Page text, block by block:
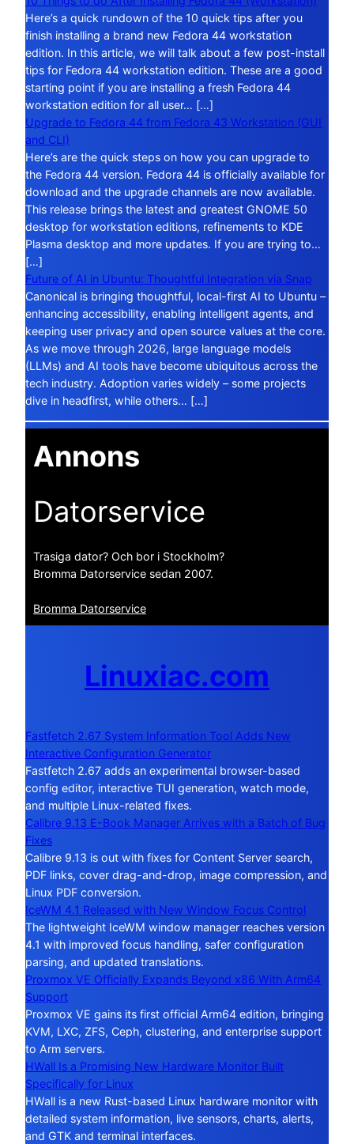
Here’s a quick rundown of the 10 quick tips after you
finish installing a brand new Fedora 44 workstation
edition. In this article, we will talk about a few post-install
tips for Fedora 44 workstation edition. These are a good
starting point if you are installing a fresh Fedora 44
workstation edition for all user… […]
Upgrade to Fedora 44 from Fedora 43 Workstation (GUI
and CLI)
Here’s are the quick steps on how you can upgrade to
the Fedora 44 version. Fedora 44 is officially available for
download and the upgrade channels are now available.
This release brings the latest and greatest GNOME 50
desktop for workstation editions, refinements to KDE
Plasma desktop and more updates. If you are trying to…
[…]
Future of AI in Ubuntu: Thoughtful Integration via Snap
Canonical is bringing thoughtful, local-first AI to Ubuntu –
enhancing accessibility, enabling intelligent agents, and
keeping user privacy and open source values at the core.
As we move through 2026, large language models
(LLMs) and AI tools have become ubiquitous across the
tech industry. Adoption varies widely – some projects
dive in headfirst, while others… […]
Annons
Datorservice
Trasiga dator? Och bor i Stockholm?
Bromma Datorservice sedan 2007.
Bromma Datorservice
Linuxiac.com
Fastfetch 2.67 System Information Tool Adds New
Interactive Configuration Generator
Fastfetch 2.67 adds an experimental browser-based
config editor, interactive TUI generation, watch mode,
and multiple Linux-related fixes.
Calibre 9.13 E-Book Manager Arrives with a Batch of Bug
Fixes
Calibre 9.13 is out with fixes for Content Server search,
PDF links, cover drag-and-drop, image compression, and
Linux PDF conversion.
IceWM 4.1 Released with New Window Focus Control
The lightweight IceWM window manager reaches version
4.1 with improved focus handling, safer configuration
parsing, and updated translations.
Proxmox VE Officially Expands Beyond x86 With Arm64
Support
Proxmox VE gains its first official Arm64 edition, bringing
KVM, LXC, ZFS, Ceph, clustering, and enterprise support
to Arm servers.
HWall Is a Promising New Hardware Monitor Built
Specifically for Linux
HWall is a new Rust-based Linux hardware monitor with
detailed system information, live sensors, charts, alerts,
and GTK and terminal interfaces.